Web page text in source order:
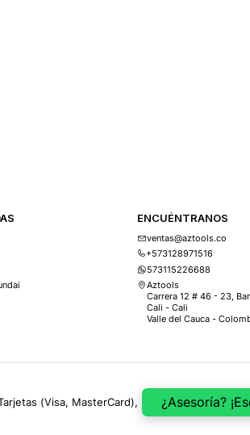
ENCUÉNTRANOS
ventas@aztools.co
+573128971516
573115226688
Aztools
Carrera 12 # 46 - 23,
Cali - Cali
Valle del Cauca -
(Visa, MasterCard), PSE, ePayco,
¿Asesoría?